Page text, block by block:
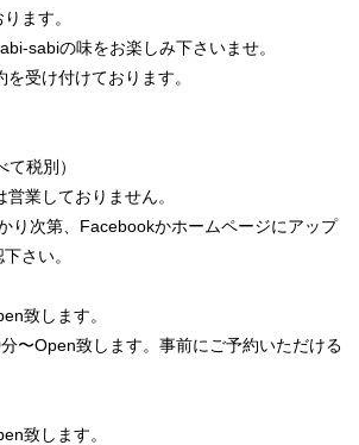
ます。
sabiの味をお楽しみ下さいませ。
受け付けております。
税別）
業しておりません。
り次第、Facebookかホームページにアップ
さい。
致します。
〜Open致します。事前にご予約いただける
致します。